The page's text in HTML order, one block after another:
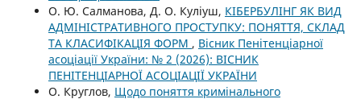
О. Ю. Салманова, Д. О. Куліуш, КІБЕРБУЛІНГ ЯК ВИД
АДМІНІСТРАТИВНОГО ПРОСТУПКУ: ПОНЯТТЯ, СКЛАД
ТА КЛАСИФІКАЦІЯ ФОРМ , Вісник Пенітенціарної
асоціації України: № 2 (2026): ВІСНИК
ПЕНІТЕНЦІАРНОЇ АСОЦІАЦІЇ УКРАЇНИ
О. Круглов, Щодо поняття кримінального